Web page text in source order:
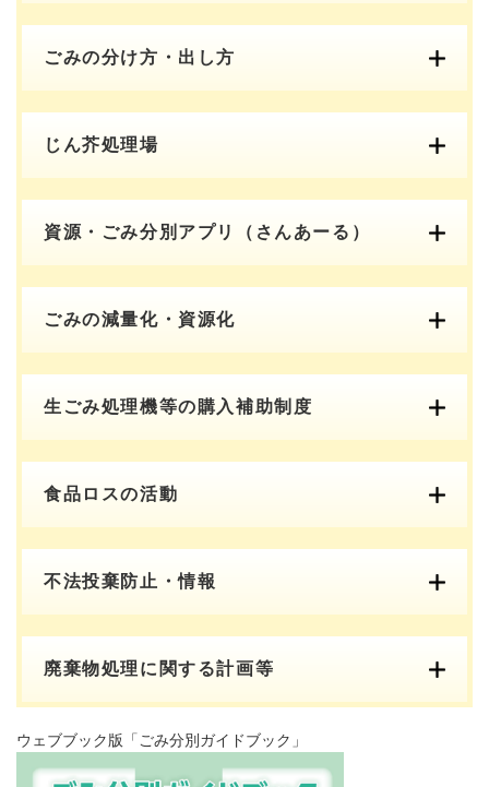
ごみの分け方・出し方
じん芥処理場
資源・ごみ分別アプリ（さんあーる）
ごみの減量化・資源化
生ごみ処理機等の購入補助制度
食品ロスの活動
不法投棄防止・情報
廃棄物処理に関する計画等
ウェブブック版「ごみ分別ガイドブック」